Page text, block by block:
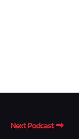
Next Podcast